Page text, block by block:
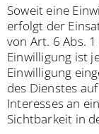
Soweit eine
erfolgt der
von Art. 6 Abs.
Einwilligung ist
Einwilligung
des Dienstes
Interesses an
Sichtbarkeit in